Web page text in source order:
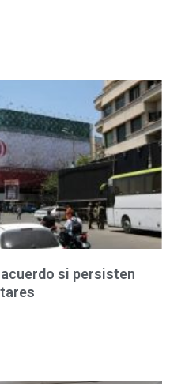
si persisten